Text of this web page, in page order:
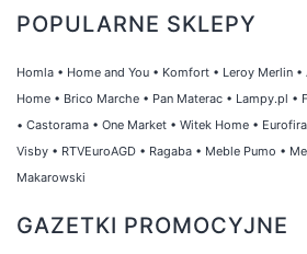
POPULARNE SKLEPY
Homla • Home and You • Komfort • Leroy Merlin •
Home • Brico Marche • Pan Materac • Lampy.pl •
• Castorama • One Market • Witek Home •
Visby • RTVEuroAGD • Ragaba • Meble Pumo •
Makarowski
GAZETKI PROMOCYJNE